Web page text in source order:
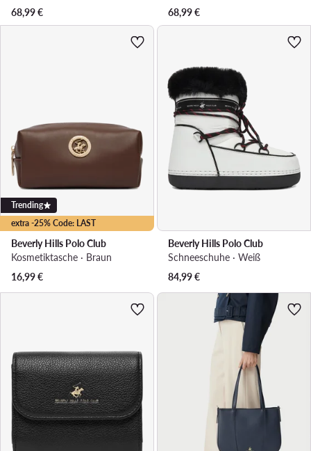
68,99€
68,99€
extra -25% Code: LAST
Trending
Beverly Hills Polo Club
Kosmetiktasche · Braun
16,99€
Beverly Hills Polo Club
Schneeschuhe · Weiß
84,99€